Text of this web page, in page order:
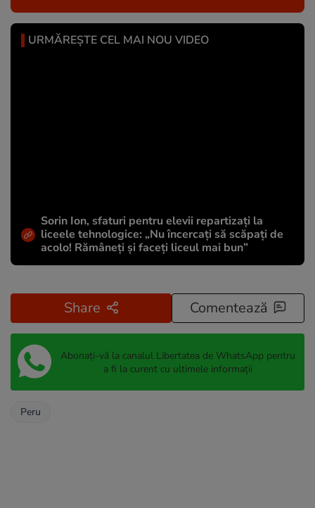
URMĂREȘTE CEL MAI NOU VIDEO
Sorin Ion, sfaturi pentru elevii repartizați la
liceele tehnologice: „Nu încercați să scăpați de
acolo! Rămâneți și faceți liceul mai bun”
Share Comentează
Abonați-vă la canalul Libertatea de WhatsApp pentru
a fi la curent cu ultimele informații
Peru